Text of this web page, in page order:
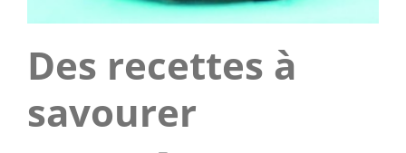
Des recettes à
savourer